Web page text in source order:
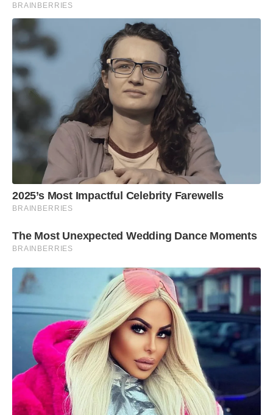
BRAINBERRIES
2025’s Most Impactful Celebrity Farewells
BRAINBERRIES
The Most Unexpected Wedding Dance Moments
BRAINBERRIES